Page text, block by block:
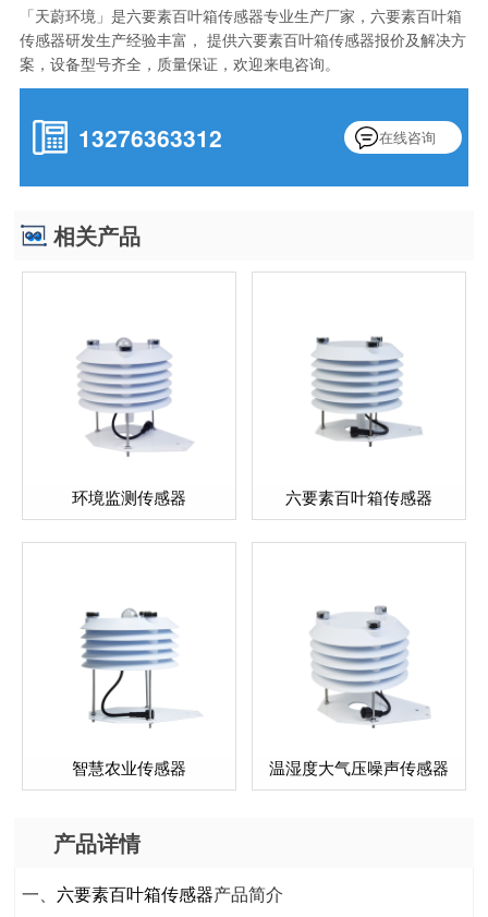
「天蔚环境」是六要素百叶箱传感器专业生产厂家，六要素百叶箱
传感器研发生产经验丰富， 提供六要素百叶箱传感器报价及解决方
案，设备型号齐全，质量保证，欢迎来电咨询。
13276363312 在线咨询
相关产品
环境监测传感器 六要素百叶箱传感器
智慧农业传感器 温湿度大气压噪声传感器
产品详情
一、 六要素百叶箱传感器产品简介